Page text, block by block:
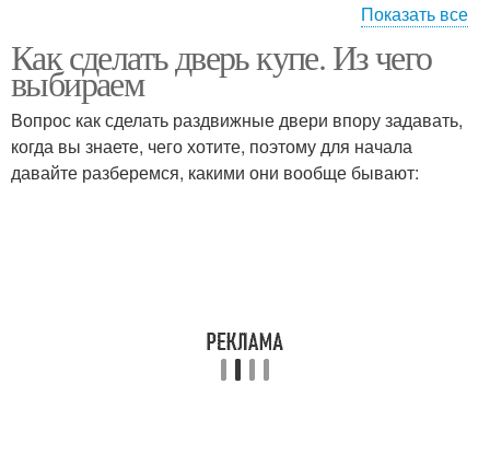
Двери в беседку Двери по конструкции
Навесные двери Двери на роликах
Показать все
Как сделать дверь купе. Из чего
выбираем
Вопрос как сделать раздвижные двери впору задавать,
когда вы знаете, чего хотите, поэтому для начала
давайте разберемся, какими они вообще бывают: